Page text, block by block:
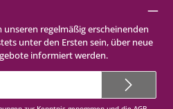
regelmäßig erscheinenden
unter den Ersten sein, über neue
informiert werden.